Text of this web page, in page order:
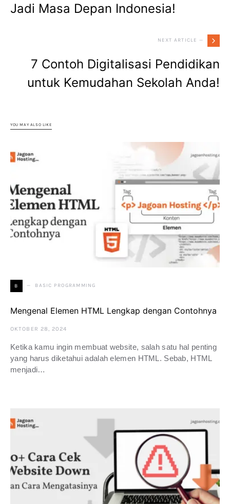
Jadi Masa Depan Indonesia!
NEXT ARTICLE —
7 Contoh Digitalisasi Pendidikan
untuk Kemudahan Sekolah Anda!
YOU MAY ALSO LIKE
B BASIC PROGRAMMING
Mengenal Elemen HTML Lengkap dengan Contohnya
OKTOBER 28, 2024
Ketika kamu ingin membuat website, salah satu hal penting
yang harus diketahui adalah elemen HTML. Sebab, HTML
menjadi…